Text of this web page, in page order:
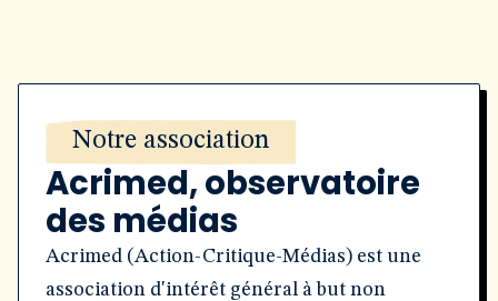
Notre association
Acrimed, observatoire
des médias
Acrimed (Action-Critique-Médias) est une
association d'intérêt général à but non